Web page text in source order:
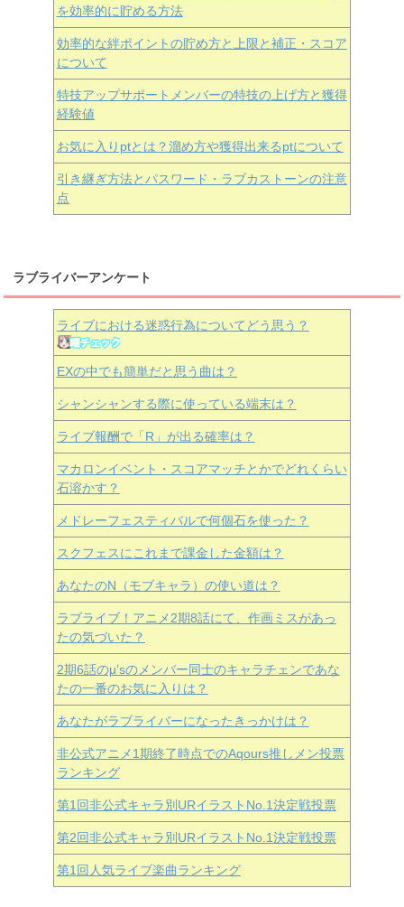
を効率的に貯める方法
効率的な絆ポイントの貯め方と上限と補正・スコア
について
特技アップサポートメンバーの特技の上げ方と獲得
経験値
お気に入りptとは？溜め方や獲得出来るptについて
引き継ぎ方法とパスワード・ラブカストーンの注意
点
ラブライバーアンケート
ライブにおける迷惑行為についてどう思う？
EXの中でも簡単だと思う曲は？
シャンシャンする際に使っている端末は？
ライブ報酬で「R」が出る確率は？
マカロンイベント・スコアマッチとかでどれくらい
石溶かす？
メドレーフェスティバルで何個石を使った？
スクフェスにこれまで課金した金額は？
あなたのN（モブキャラ）の使い道は？
ラブライブ！アニメ2期8話にて、作画ミスがあっ
たの気づいた？
2期6話のμ’sのメンバー同士のキャラチェンであな
たの一番のお気に入りは？
あなたがラブライバーになったきっかけは？
非公式アニメ1期終了時点でのAqours推しメン投票
ランキング
第1回非公式キャラ別URイラストNo.1決定戦投票
第2回非公式キャラ別URイラストNo.1決定戦投票
第1回人気ライブ楽曲ランキング